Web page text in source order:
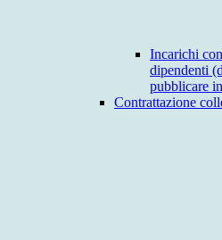
Incarichi
dipendenti
pubblicare
Contrattazione